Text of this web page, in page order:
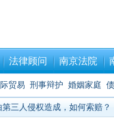
法律顾问 南京法院
贸易 刑事辩护 婚姻家庭
第三人侵权造成，如何索赔？